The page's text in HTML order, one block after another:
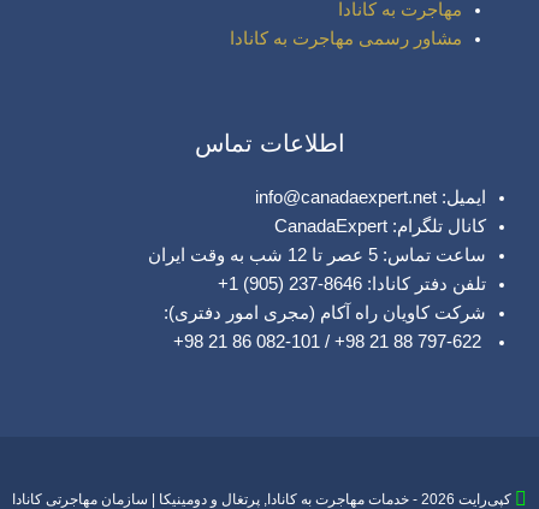
مهاجرت به کانادا
مشاور رسمی مهاجرت به کانادا
اطلاعات تماس
ایمیل: info@canadaexpert.net
کانال تلگرام: CanadaExpert
ساعت تماس: 5 عصر تا 12 شب به وقت ایران
تلفن دفتر کانادا: 8646-237 (905) 1+
شرکت کاویان راه آکام (مجری امور دفتری):
کپی‌رایت 2026 - خدمات مهاجرت به کانادا, پرتغال و دومینیکا | سازمان مهاجرتی کانادا